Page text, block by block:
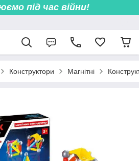
під час війни!
Конструктори Магнітні